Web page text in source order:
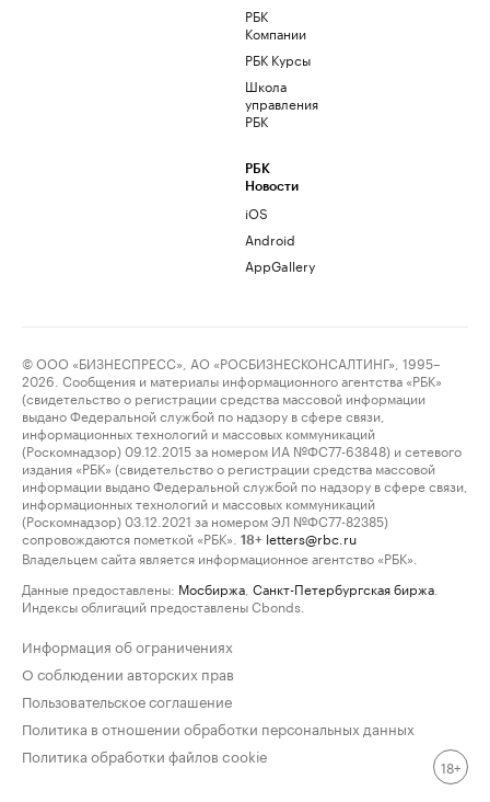
РБК
Компании
РБК Курсы
Школа
управления
РБК
РБК
Новости
iOS
Android
AppGallery
© ООО «БИЗНЕСПРЕСС», АО «РОСБИЗНЕСКОНСАЛТИНГ», 1995–
2026. Сообщения и материалы информационного агентства «РБК»
(свидетельство о регистрации средства массовой информации
выдано Федеральной службой по надзору в сфере связи,
информационных технологий и массовых коммуникаций
(Роскомнадзор) 09.12.2015 за номером ИА №ФС77-63848) и сетевого
издания «РБК» (свидетельство о регистрации средства массовой
информации выдано Федеральной службой по надзору в сфере связи,
информационных технологий и массовых коммуникаций
(Роскомнадзор) 03.12.2021 за номером ЭЛ №ФС77-82385)
сопровождаются пометкой «РБК».
18+ letters@rbc.ru
Владельцем сайта является информационное агентство «РБК».
Данные предоставлены: Мосбиржа Санкт-Петербургская биржа
Индексы облигаций предоставлены Cbonds.
Информация об ограничениях
О соблюдении авторских прав
Пользовательское соглашение
Политика в отношении обработки персональных данных
Политика обработки файлов cookie
18+